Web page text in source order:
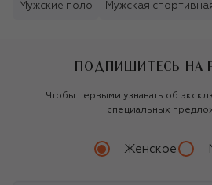
Мужские поло Мужская
ПОДПИШИТЕСЬ НА
Чтобы первыми узнавать об
специальных
Женское